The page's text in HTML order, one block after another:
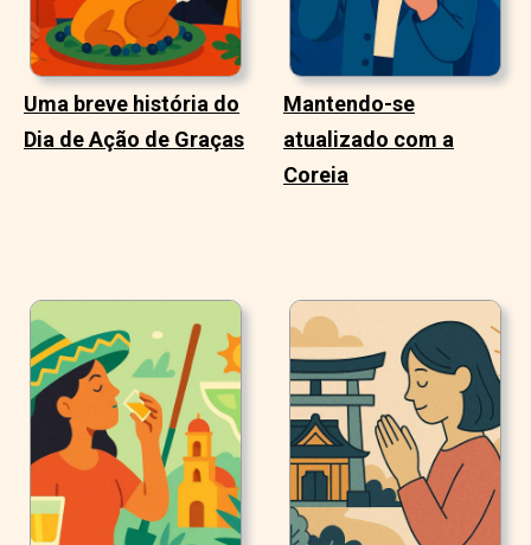
Uma breve história do
Dia de Ação de Graças
Mantendo-se
atualizado com a
Coreia